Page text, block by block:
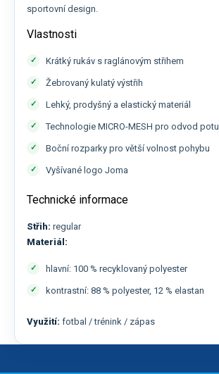
sportovní design.
Vlastnosti
Krátký rukáv s raglánovým střihem
Žebrovaný kulatý výstřih
Lehký, prodyšný a elastický materiál
Technologie MICRO-MESH pro odvod potu
Boční rozparky pro větší volnost pohybu
Vyšívané logo Joma
Technické informace
Střih: regular
Materiál:
hlavní: 100 % recyklovaný polyester
kontrastní: 88 % polyester, 12 % elastan
Využití: fotbal / trénink / zápas